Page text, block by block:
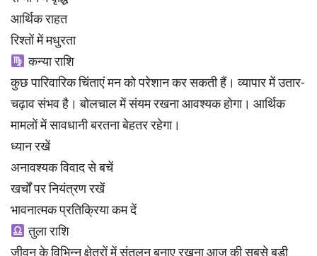
आर्थिक राहत
रिश्तों में मधुरता
कन्या राशि
कुछ पारिवारिक चिंताएं मन को परेशान कर सकती हैं। व्यापार में उतार-
चढ़ाव संभव है। बोलचाल में संयम रखना आवश्यक होगा। आर्थिक
मामलों में सावधानी बरतना बेहतर रहेगा।
ध्यान रखें
अनावश्यक विवाद से बचें
खर्चों पर नियंत्रण रखें
भावनात्मक प्रतिक्रिया कम दें
तुला राशि
जीवन के विभिन्न क्षेत्रों में संतुलन बनाए रखना आज की सबसे बड़ी